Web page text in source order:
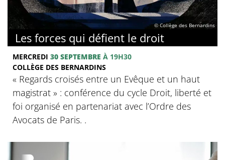
© Collège des Bernardins
Les forces qui défient le droit
MERCREDI 30 SEPTEMBRE À 19H30
COLLÈGE DES BERNARDINS
« Regards croisés entre un Evêque et un haut
magistrat » : conférence du cycle Droit, liberté et
foi organisé en partenariat avec l’Ordre des
Avocats de Paris. .